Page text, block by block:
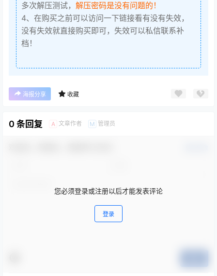
多次解压测试， 解压密码是没有问题的！
4、在购买之前可以访问一下链接看有没有失效，
没有失效就直接购买即可，失效可以私信联系补
档！
海报分享 收藏
0 条回复 A 文章作者 M 管理员
您必须登录或注册以后才能发表评论
登录